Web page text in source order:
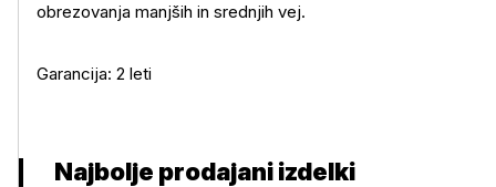
obrezovanja manjših in srednjih vej.
Garancija: 2 leti
Najbolje prodajani izdelki